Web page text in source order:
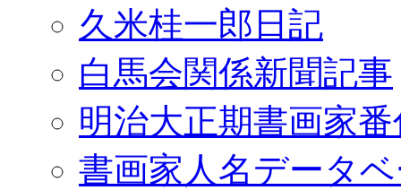
久米桂一郎日記
白馬会関係新聞記事
明治大正期書画家
書画家人名データ